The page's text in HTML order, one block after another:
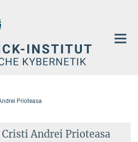
Prioteasa
Cristi Andrei Prioteasa